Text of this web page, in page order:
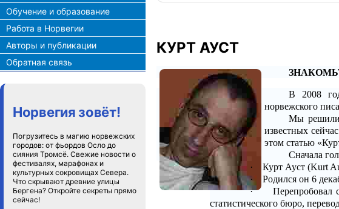
Обучение и образование
Работа в Норвегии
Авторы и публикации
Обратная связь
Норвегия зовёт!
Погрузитесь в магию норвежских
городов: от фьордов Осло до
сияния Тромсё. Свежие новости о
фестивалях, марафонах и
культурных сокровищах Севера.
Что скрывают древние улицы
Бергена? Откройте секреты прямо
сейчас!
КУРТ АУСТ
В 2008
норвежского
Мы решили
известных
этом статью
Сначала
·
Курт Ауст (Kurt
·
Родился он 6
·
Перепробовал
статистического бюро,